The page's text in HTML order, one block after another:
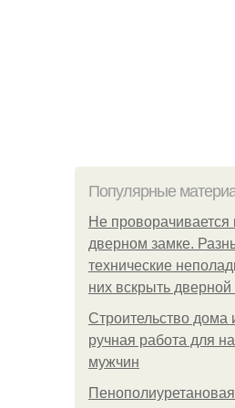
Популярные
Не проворачивается
дверном замке.
технические
них вскрыть дверной
Строительство дома
ручная работа для
мужчин